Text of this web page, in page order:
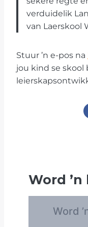
verduidelik
van Laerskool
Stuur ’n e-pos na
jou kind se
Word ’n